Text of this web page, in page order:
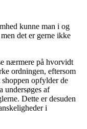
kunne man i og
det er gerne ikke
nærmere på hvorvidt
ordningen, eftersom
opfylder de
undersøges af
Dette er desuden
i